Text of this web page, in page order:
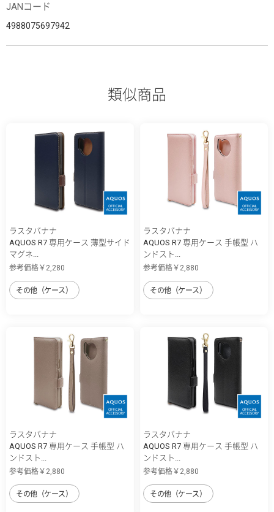
JANコード
4988075697942
類似商品
ラスタバナナ
AQUOS R7 専用ケース 薄型サイド
マグネ...
参考価格￥2,280
その他（ケース）
ラスタバナナ
AQUOS R7 専用ケース 手帳型 ハ
ンドスト...
参考価格￥2,880
その他（ケース）
ラスタバナナ
AQUOS R7 専用ケース 手帳型 ハ
ンドスト...
参考価格￥2,880
その他（ケース）
ラスタバナナ
AQUOS R7 専用ケース 手帳型 ハ
ンドスト...
参考価格￥2,880
その他（ケース）